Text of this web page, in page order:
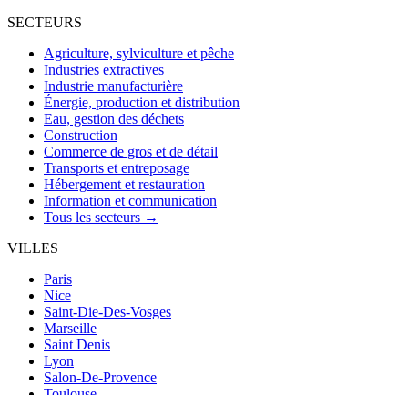
SECTEURS
Agriculture, sylviculture et pêche
Industries extractives
Industrie manufacturière
Énergie, production et distribution
Eau, gestion des déchets
Construction
Commerce de gros et de détail
Transports et entreposage
Hébergement et restauration
Information et communication
Tous les secteurs →
VILLES
Paris
Nice
Saint-Die-Des-Vosges
Marseille
Saint Denis
Lyon
Salon-De-Provence